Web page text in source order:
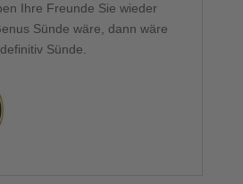
Ihre Freunde Sie wieder
Sünde wäre, dann wäre
Sünde.